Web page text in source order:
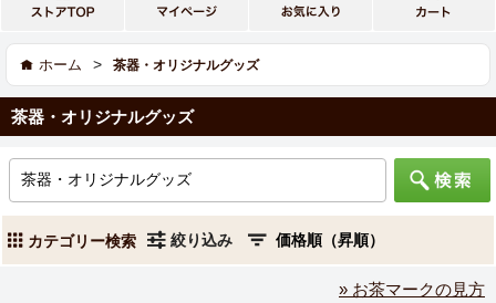
ホーム > 茶器・オリジナルグッズ
茶器・オリジナルグッズ
カテゴリー検索 絞り込み
» お茶マークの見方